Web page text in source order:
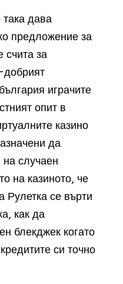
дава
предложение за
счита за
играчите
опит в
казино
да
на случаен
на казиното, че
Рулетка се върти
как да
блекджек когато
си точно